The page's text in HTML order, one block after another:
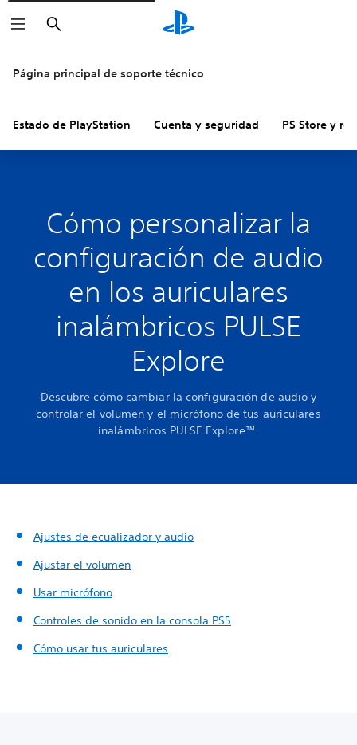
Buscar
Página principal de soporte técnico
Estado de PlayStation Cuenta y seguridad PS Store y
Cómo personalizar la
configuración de audio
en los auriculares
inalámbricos PULSE
Explore
Descubre cómo cambiar la configuración de audio y
controlar el volumen y el micrófono de tus auriculares
inalámbricos PULSE Explore™.
Ajustes de ecualizador y audio
Ajustar el volumen
Usar micrófono
Controles de sonido en la consola PS5
Cómo usar tus auriculares